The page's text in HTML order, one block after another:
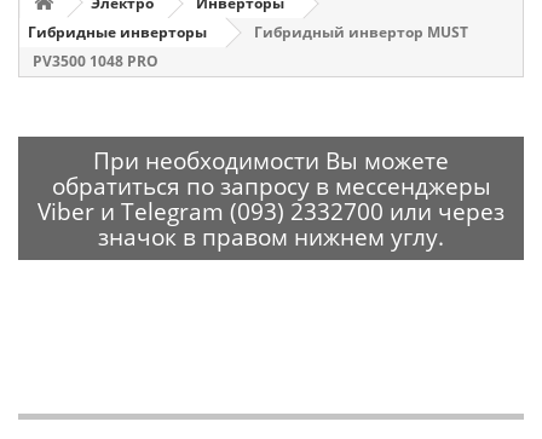
Гибридные инверторы
Гибридный инвертор MUST
PV3500 1048 PRO
При необходимости Вы можете
обратиться по запросу в мессенджеры
Viber и Telegram (093) 2332700 или через
значок в правом нижнем углу.